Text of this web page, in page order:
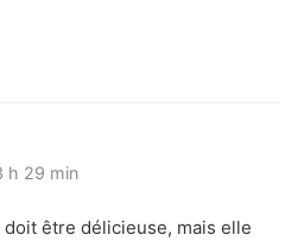
h 29 min
être délicieuse, mais elle